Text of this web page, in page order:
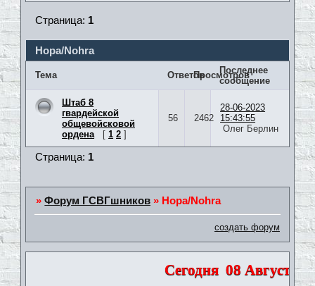
Нора/Nohra
Страница: 1
Тема ОтветовПросмотров
Последнее
сообщение
Штаб 8
гвардейской
общевойсковой
ордена
[ 1 2 ]
56 2462
28-06-2023
15:43:55
Олег Берлин
Страница: 1
»Форум ГСВГшников » Нора/Nohra
создать форум
Сегодня 08 Августа